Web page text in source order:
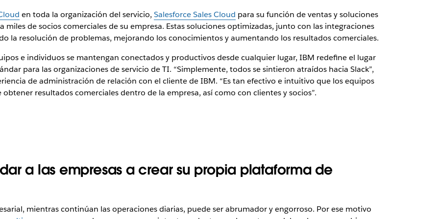
en toda la organización del servicio, Salesforce Sales Cloud para su función de ventas y soluciones
miles de socios comerciales de su empresa. Estas soluciones optimizadas, junto con las integraciones
la resolución de problemas, mejorando los conocimientos y aumentando los resultados comerciales.
e individuos se mantengan conectados y productivos desde cualquier lugar, IBM redefine el lugar
para las organizaciones de servicio de TI. “Simplemente, todos se sintieron atraídos hacia Slack”,
de administración de relación con el cliente de IBM. “Es tan efectivo e intuitivo que los equipos
resultados comerciales dentro de la empresa, así como con clientes y socios”.
a las empresas a crear su propia plataforma de
mientras continúan las operaciones diarias, puede ser abrumador y engorroso. Por ese motivo